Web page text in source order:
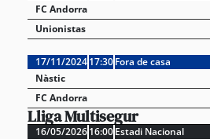
FC Andorra
Unionistas
17/11/202417:30Fora de casa
Nàstic
FC Andorra
Lliga Multisegur
16/05/202616:00Estadi Nacional